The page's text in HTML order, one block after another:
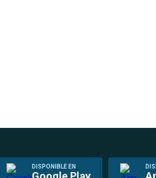
DISPONIBLE EN